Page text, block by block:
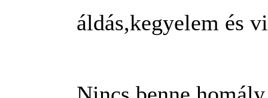
áldás,kegyelem és